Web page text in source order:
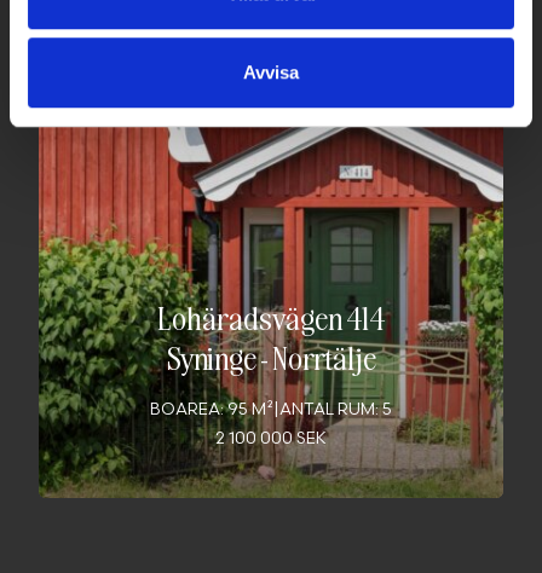
Avvisa
Lohäradsvägen 414
Syninge-Norrtälje
BOAREA: 95 M² ANTAL RUM: 5
2 100 000 SEK